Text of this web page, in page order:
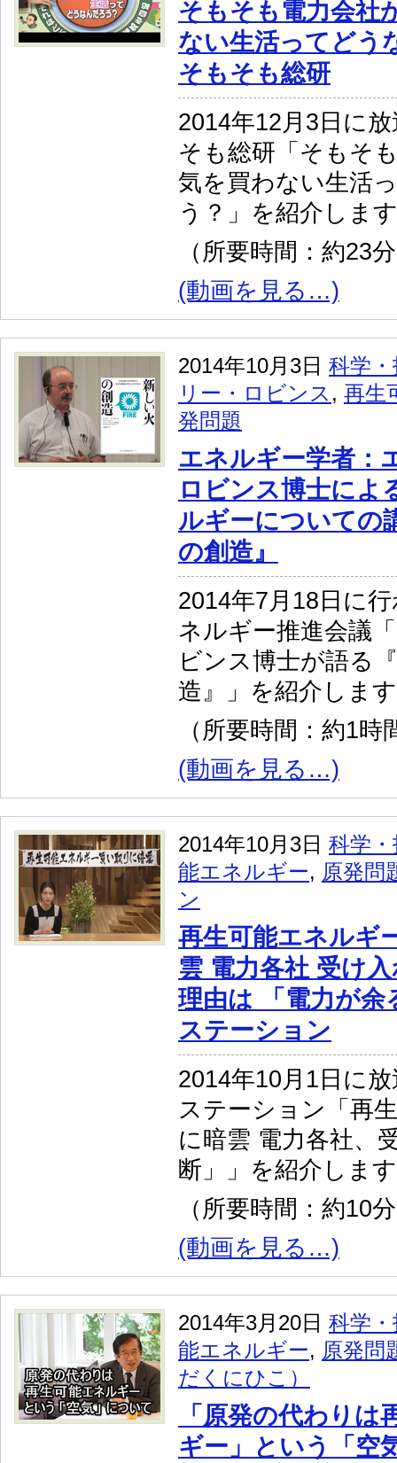
そもそも電力会社
ない生活ってどう
そもそも総研
2014年12月3日に
そも総研「そもそ
気を買わない生活
う？」を紹介しま
（所要時間：約23
(動画を見る…)
2014年10月3日 科学
リー・ロビンス , 再生
発問題
エネルギー学者：
ロビンス博士によ
ルギーについての
の創造』
2014年7月18日に
ネルギー推進会議
ビンス博士が語る
造』」を紹介しま
（所要時間：約1時
(動画を見る…)
2014年10月3日 科学
能エネルギー, 原発問
ン
再生可能エネルギ
雲 電力各社 受け
理由は 「電力が余
ステーション
2014年10月1日に
ステーション「再
に暗雲 電力各社、
断」」を紹介しま
（所要時間：約10
(動画を見る…)
2014年3月20日 科学
能エネルギー, 原発問
だくにひこ）
「原発の代わりは
ギー」という「空